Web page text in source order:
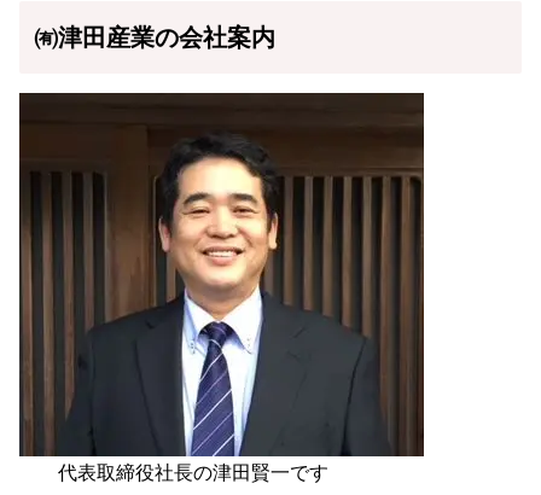
㈲津田産業の会社案内
代表取締役社長の津田賢一です